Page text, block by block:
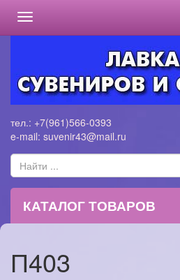
Toggle
navigation
тел.: +7(961)566-0393
e-mail: suvenir43@mail.ru
КАТАЛОГ ТОВАРОВ
П403